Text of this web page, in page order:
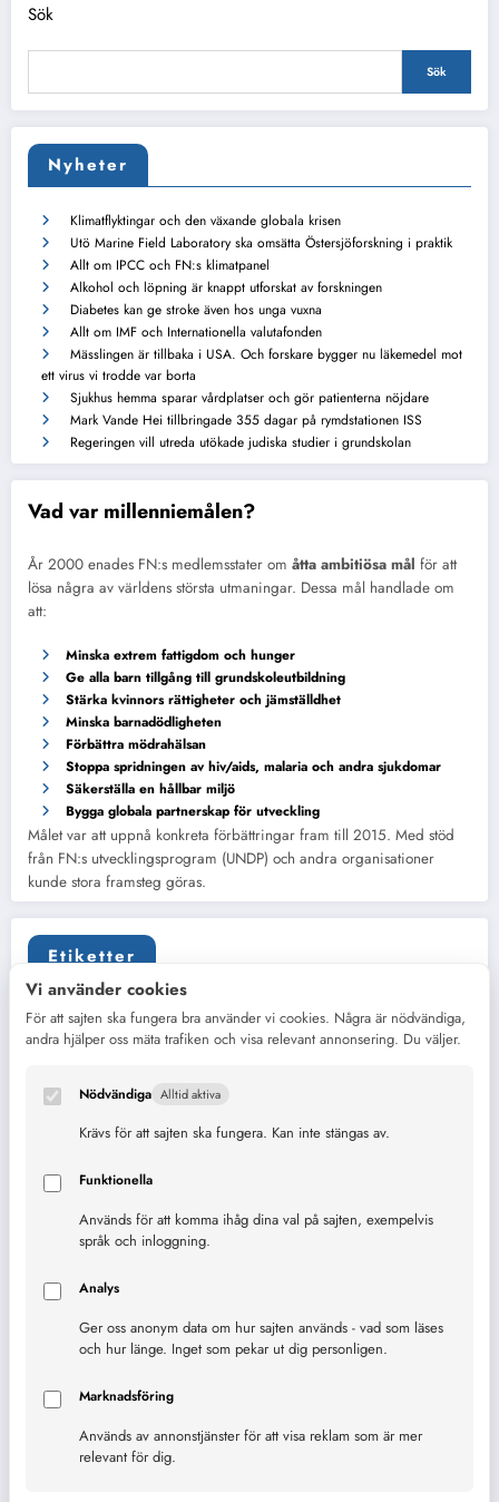
Sök
Sök
Nyheter
Klimatflyktingar och den växande globala krisen
Utö Marine Field Laboratory ska omsätta Östersjöforskning i praktik
Allt om IPCC och FN:s klimatpanel
Alkohol och löpning är knappt utforskat av forskningen
Diabetes kan ge stroke även hos unga vuxna
Allt om IMF och Internationella valutafonden
Mässlingen är tillbaka i USA. Och forskare bygger nu läkemedel mot
ett virus vi trodde var borta
Sjukhus hemma sparar vårdplatser och gör patienterna nöjdare
Mark Vande Hei tillbringade 355 dagar på rymdstationen ISS
Regeringen vill utreda utökade judiska studier i grundskolan
Vad var millenniemålen?
År 2000 enades FN:s medlemsstater om åtta ambitiösa mål för att
lösa några av världens största utmaningar. Dessa mål handlade om
att:
Minska extrem fattigdom och hunger
Ge alla barn tillgång till grundskoleutbildning
Stärka kvinnors rättigheter och jämställdhet
Minska barnadödligheten
Förbättra mödrahälsan
Stoppa spridningen av hiv/aids, malaria och andra sjukdomar
Säkerställa en hållbar miljö
Bygga globala partnerskap för utveckling
Målet var att uppnå konkreta förbättringar fram till 2015. Med stöd
från FN:s utvecklingsprogram (UNDP) och andra organisationer
kunde stora framsteg göras.
Etiketter
Agenda2030 Agenda 2030 Alkohol
Fattigdom FN framtid Framtiden
Hållbarhet
Jämställdhet
Kvinnor Liv Länder Lärande mat
Millenniemålen
Sjukdom Skola
Vi använder cookies
För att sajten ska fungera bra använder vi cookies. Några är nödvändiga,
andra hjälper oss mäta trafiken och visa relevant annonsering. Du väljer.
Nödvändiga Alltid aktiva
Krävs för att sajten ska fungera. Kan inte stängas av.
Funktionella
Används för att komma ihåg dina val på sajten, exempelvis
språk och inloggning.
Analys
Ger oss anonym data om hur sajten används - vad som läses
och hur länge. Inget som pekar ut dig personligen.
Marknadsföring
Används av annonstjänster för att visa reklam som är mer
relevant för dig.